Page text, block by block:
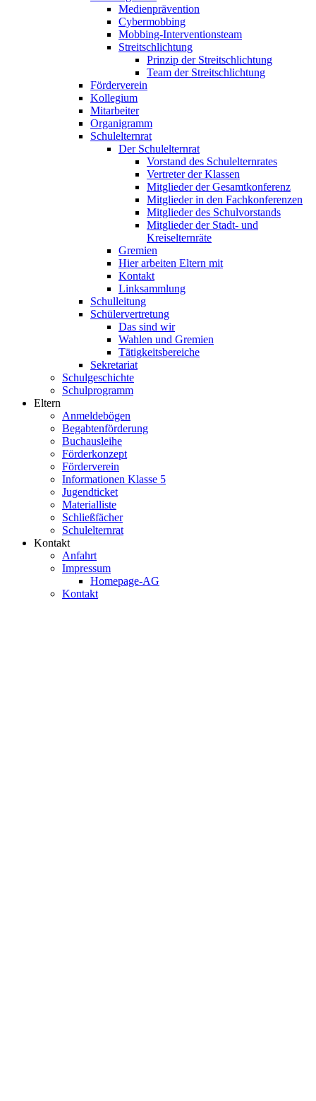
Medienprävention
Cybermobbing
Mobbing-Interventionsteam
Streitschlichtung
Prinzip der Streitschlichtung
Team der Streitschlichtung
Förderverein
Kollegium
Mitarbeiter
Organigramm
Schulelternrat
Der Schulelternrat
Vorstand des Schulelternrates
Vertreter der Klassen
Mitglieder der Gesamtkonferenz
Mitglieder in den Fachkonferenzen
Mitglieder des Schulvorstands
Mitglieder der Stadt- und
Kreiselternräte
Gremien
Hier arbeiten Eltern mit
Kontakt
Linksammlung
Schulleitung
Schülervertretung
Das sind wir
Wahlen und Gremien
Tätigkeitsbereiche
Sekretariat
Schulgeschichte
Schulprogramm
Eltern
Anmeldebögen
Begabtenförderung
Buchausleihe
Förderkonzept
Förderverein
Informationen Klasse 5
Jugendticket
Materialliste
Schließfächer
Schulelternrat
Kontakt
Anfahrt
Impressum
Homepage-AG
Kontakt